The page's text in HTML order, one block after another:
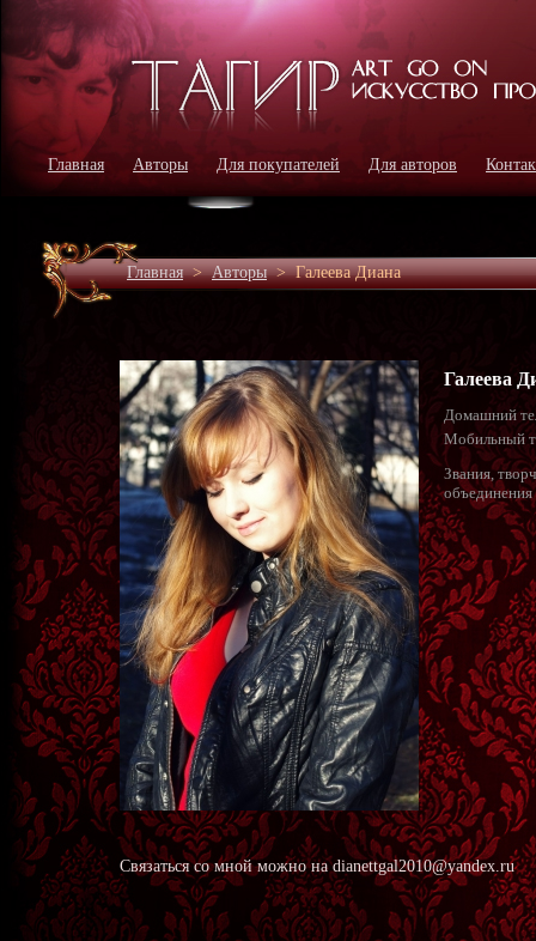
Главная Авторы Для покупателей Для авторов
Главная>Авторы>Галеева Диана
Галеева
Домашний
Мобильный
Звания,
объединения
Связаться со мной можно на dianettgal2010@yandex.ru